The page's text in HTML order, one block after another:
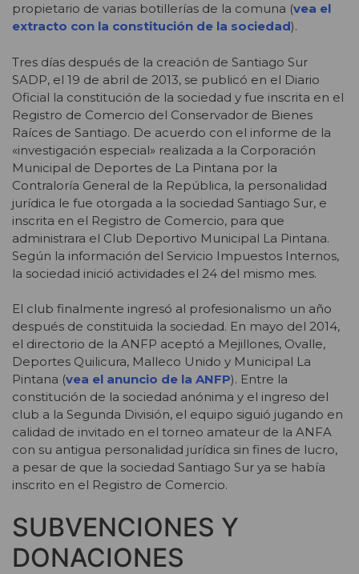
propietario de varias botillerías de la comuna (vea el
extracto con la constitución de la sociedad).
Tres días después de la creación de Santiago Sur
SADP, el 19 de abril de 2013, se publicó en el Diario
Oficial la constitución de la sociedad y fue inscrita en el
Registro de Comercio del Conservador de Bienes
Raíces de Santiago. De acuerdo con el informe de la
«investigación especial» realizada a la Corporación
Municipal de Deportes de La Pintana por la
Contraloría General de la República, la personalidad
jurídica le fue otorgada a la sociedad Santiago Sur, e
inscrita en el Registro de Comercio, para que
administrara el Club Deportivo Municipal La Pintana.
Según la información del Servicio Impuestos Internos,
la sociedad inició actividades el 24 del mismo mes.
El club finalmente ingresó al profesionalismo un año
después de constituida la sociedad. En mayo del 2014,
el directorio de la ANFP aceptó a Mejillones, Ovalle,
Deportes Quilicura, Malleco Unido y Municipal La
Pintana (vea el anuncio de la ANFP). Entre la
constitución de la sociedad anónima y el ingreso del
club a la Segunda División, el equipo siguió jugando en
calidad de invitado en el torneo amateur de la ANFA
con su antigua personalidad jurídica sin fines de lucro,
a pesar de que la sociedad Santiago Sur ya se había
inscrito en el Registro de Comercio.
SUBVENCIONES Y
DONACIONES